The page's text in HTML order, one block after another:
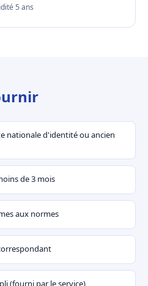
5 ans
nationale d'identité ou ancien
de 3 mois
aux normes
(fourni par le service)